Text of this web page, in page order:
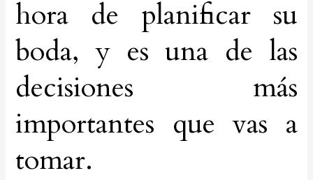
hora de planificar su
boda, y es una de las
decisiones más
importantes que vas a
tomar.